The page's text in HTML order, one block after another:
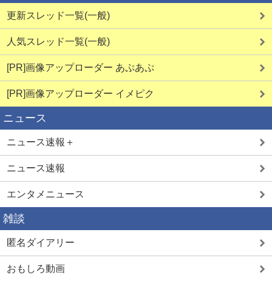
更新スレッド一覧(一般)
人気スレッド一覧(一般)
[PR]画像アップローダー あぷあぷ
[PR]画像アップローダー イメピク
ニュース
ニュース速報＋
ニュース速報
エンタメニュース
雑談
匿名ダイアリー
おもしろ動画